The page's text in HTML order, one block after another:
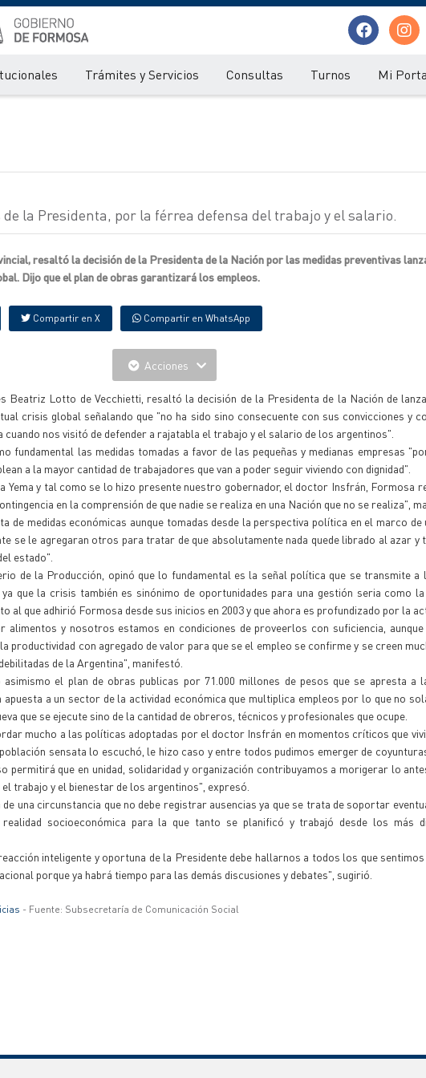
Trámites y Servicios Consultas Turnos Mi
la Presidenta, por la férrea defensa del trabajo y el salario.
resaltó la decisión de la Presidenta de la Nación por las medidas preventivas
Dijo que el plan de obras garantizará los empleos.
Compartir en X Compartir en WhatsApp
Acciones
Beatriz Lotto de Vecchietti, resaltó la decisión de la Presidenta de la Nación de
crisis global señalando que "no ha sido sino consecuente con sus convicciones y
cuando nos visitó de defender a rajatabla el trabajo y el salario de los argentinos".
fundamental las medidas tomadas a favor de las pequeñas y medianas empresas
a la mayor cantidad de trabajadores que van a poder seguir viviendo con dignidad".
Yema y tal como se lo hizo presente nuestro gobernador, el doctor Insfrán, Formosa
en la comprensión de que nadie se realiza en una Nación que no se realiza",
de medidas económicas aunque tomadas desde la perspectiva política en el marco
se le agregaran otros para tratar de que absolutamente nada quede librado al azar y
estado".
de la Producción, opinó que lo fundamental es la señal política que se transmite
que la crisis también es sinónimo de oportunidades para una gestión seria como
al que adhirió Formosa desde sus inicios en 2003 y que ahora es profundizado por la
alimentos y nosotros estamos en condiciones de proveerlos con suficiencia,
productividad con agregado de valor para que se el empleo se confirme y se creen
de la Argentina", manifestó.
el plan de obras publicas por 71.000 millones de pesos que se apresta a
a un sector de la actividad económica que multiplica empleos por lo que no
que se ejecute sino de la cantidad de obreros, técnicos y profesionales que ocupe.
mucho a las políticas adoptadas por el doctor Insfrán en momentos críticos que
sensata lo escuchó, le hizo caso y entre todos pudimos emerger de
permitirá que en unidad, solidaridad y organización contribuyamos a morigerar lo
trabajo y el bienestar de los argentinos", expresó.
una circunstancia que no debe registrar ausencias ya que se trata de soportar
socioeconómica para la que tanto se planificó y trabajó desde los más
inteligente y oportuna de la Presidente debe hallarnos a todos los que
porque ya habrá tiempo para las demás discusiones y debates", sugirió.
- Fuente: Subsecretaría de Comunicación Social